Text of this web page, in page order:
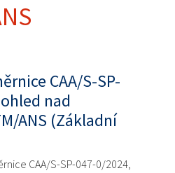
CAA/S-SP-
nad
ANS (Základní
CAA/S-SP-047-0/2024,